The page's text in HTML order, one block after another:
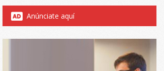
Anúnciate aquí